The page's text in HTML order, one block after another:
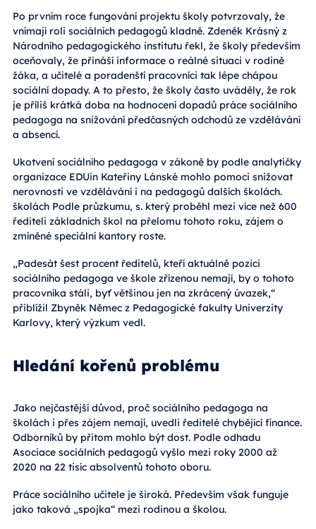
Po prvním roce fungování projektu školy potvrzovaly, že
vnímají roli sociálních pedagogů kladně. Zdeněk Krásný z
Národního pedagogického institutu řekl, že školy především
oceňovaly, že přináší informace o reálné situaci v rodině
žáka, a učitelé a poradenští pracovníci tak lépe chápou
sociální dopady. A to přesto, že školy často uváděly, že rok
je příliš krátká doba na hodnocení dopadů práce sociálního
pedagoga na snižování předčasných odchodů ze vzdělávání
a absencí.
Ukotvení sociálního pedagoga v zákoně by podle analytičky
organizace EDUin Kateřiny Lánské mohlo pomoci snižovat
nerovnosti ve vzdělávání i na pedagogů dalších školách.
školách Podle průzkumu, s. který proběhl mezi více než 600
řediteli základních škol na přelomu tohoto roku, zájem o
zmíněné speciální kantory roste.
„Padesát šest procent ředitelů, kteří aktuálně pozici
sociálního pedagoga ve škole zřízenou nemají, by o tohoto
pracovníka stáli, byť většinou jen na zkrácený úvazek,“
přiblížil Zbyněk Němec z Pedagogické fakulty Univerzity
Karlovy, který výzkum vedl.
Hledání kořenů problému
Jako nejčastější důvod, proč sociálního pedagoga na
školách i přes zájem nemají, uvedli ředitelé chybějící finance.
Odborníků by přitom mohlo být dost. Podle odhadu
Asociace sociálních pedagogů vyšlo mezi roky 2000 až
2020 na 22 tisíc absolventů tohoto oboru.
Práce sociálního učitele je široká. Především však funguje
jako taková „spojka“ mezi rodinou a školou.